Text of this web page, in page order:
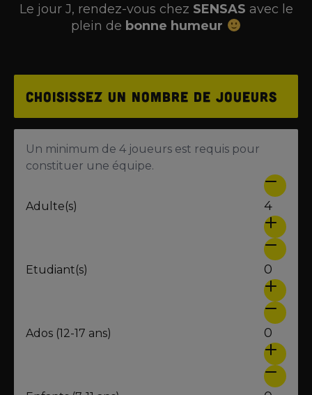
Le jour J, rendez-vous chez SENSAS avec le
plein de bonne humeur
Choisissez un nombre de joueurs
Un minimum de 4 joueurs est requis pour
constituer une équipe.
Adulte(s) 4
Etudiant(s) 0
Ados (12-17 ans) 0